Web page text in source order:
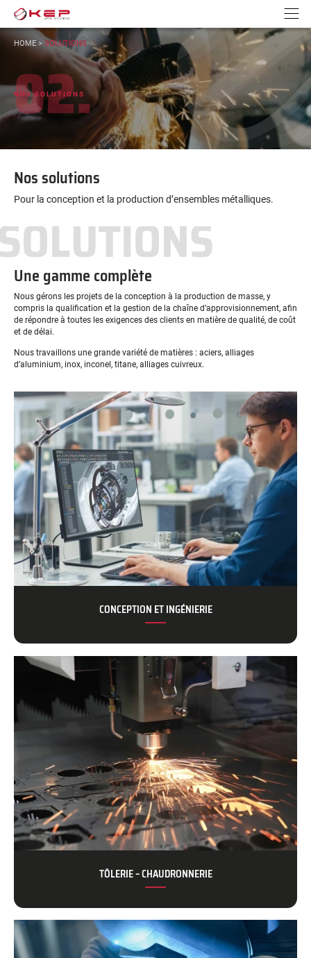
Aller au contenu
VOUS
HOME> SOLUTIONS
02.
NOS SOLUTIONS
Nos solutions
Pour la conception et la production d’ensembles métalliques.
Une gamme complète
Nous gérons les projets de la conception à la production de masse, y
compris la qualification et la gestion de la chaîne d’approvisionnement, afin
de répondre à toutes les exigences des clients en matière de qualité, de coût
et de délai.
Nous travaillons une grande variété de matières : aciers, alliages
d’aluminium, inox, inconel, titane, alliages cuivreux.
CONCEPTION ET INGÉNIERIE
TÔLERIE – CHAUDRONNERIE